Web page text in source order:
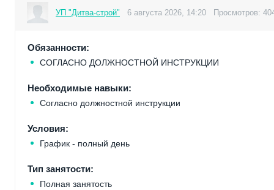
УП "Дитва-строй" 6 августа 2026, 14:20 Просмотров:
Обязанности:
СОГЛАСНО ДОЛЖНОСТНОЙ ИНСТРУКЦИИ
Необходимые навыки:
Согласно должностной инструкции
Условия:
График - полный день
Тип занятости:
Полная занятость